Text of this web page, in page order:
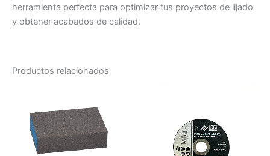
herramienta perfecta para optimizar tus proyectos de lijado
y obtener acabados de calidad.
Productos relacionados